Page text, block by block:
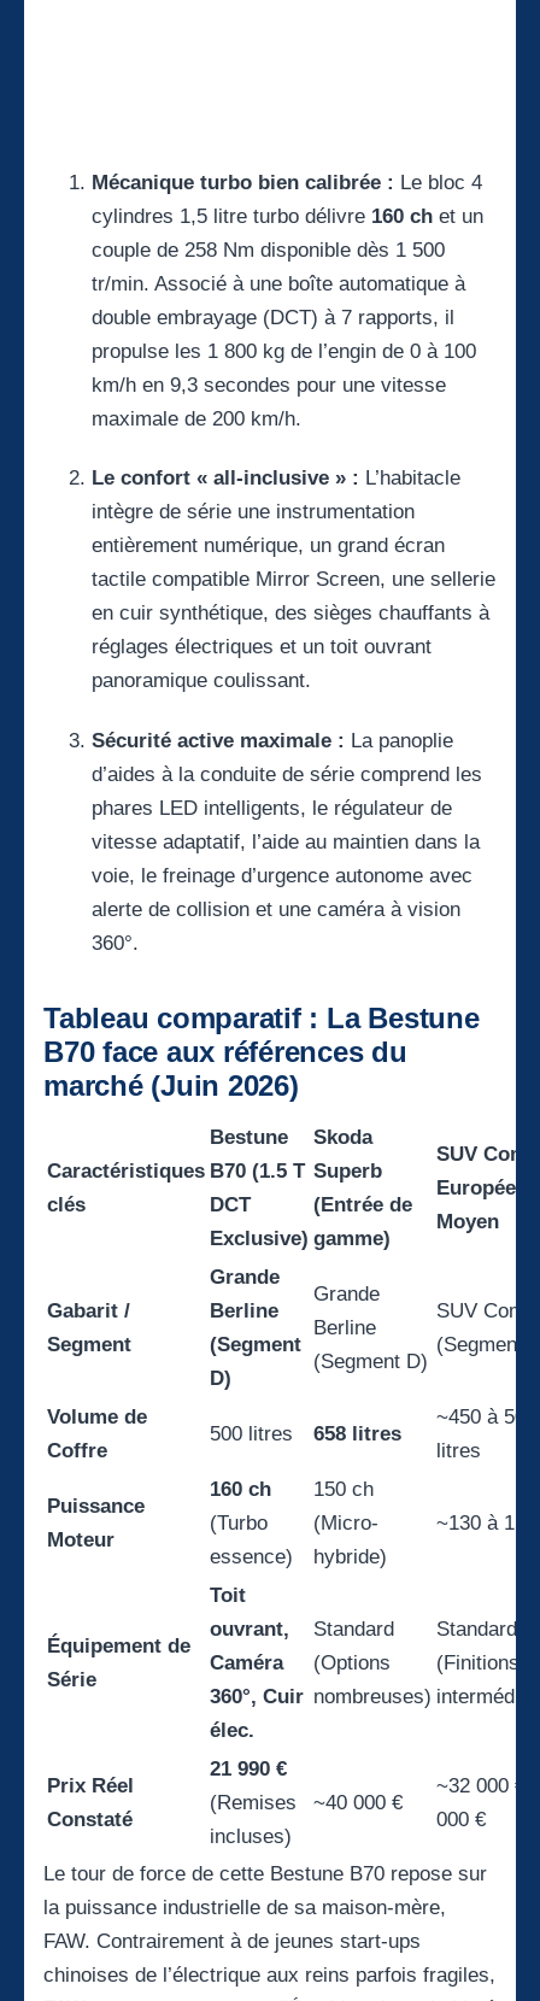
Mécanique turbo bien calibrée : Le bloc 4
cylindres 1,5 litre turbo délivre 160 ch et un
couple de 258 Nm disponible dès 1 500
tr/min. Associé à une boîte automatique à
double embrayage (DCT) à 7 rapports, il
propulse les 1 800 kg de l’engin de 0 à 100
km/h en 9,3 secondes pour une vitesse
maximale de 200 km/h.
Le confort « all-inclusive » : L’habitacle
intègre de série une instrumentation
entièrement numérique, un grand écran
tactile compatible Mirror Screen, une sellerie
en cuir synthétique, des sièges chauffants à
réglages électriques et un toit ouvrant
panoramique coulissant.
Sécurité active maximale : La panoplie
d’aides à la conduite de série comprend les
phares LED intelligents, le régulateur de
vitesse adaptatif, l’aide au maintien dans la
voie, le freinage d’urgence autonome avec
alerte de collision et une caméra à vision
360°.
Tableau comparatif : La Bestune
B70 face aux références du
marché (Juin 2026)
Caractéristiques
clés
Bestune
B70 (1.5 T
DCT
Exclusive)
Skoda
Superb
(Entrée de
gamme)
SUV
Européen
Moyen
Gabarit /
Segment
Grande
Berline
(Segment
D)
Grande
Berline
(Segment D)
SUV
(Segment
Volume de
Coffre
500 litres 658 litres
~450 à 500
litres
Puissance
Moteur
160 ch
(Turbo
essence)
150 ch
(Micro-
hybride)
~130 à
Équipement de
Série
Toit
ouvrant,
Caméra
360°, Cuir
élec.
Standard
(Options
nombreuses)
Standard
(Finitions
Prix Réel
Constaté
21 990 €
(Remises
incluses)
~40 000 €
~32 000 €
000 €
Le tour de force de cette Bestune B70 repose sur
la puissance industrielle de sa maison-mère,
FAW. Contrairement à de jeunes start-ups
chinoises de l’électrique aux reins parfois fragiles,